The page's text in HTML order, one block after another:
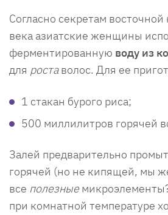
Согласно секретам
века азиатские женщины
ферментированную воду из
для роставолос. Для ее
1 стакан бурого риса;
500 миллилитров горячей
Залей предварительно
горячей (но не кипящей, мы
все полезные
при комнатной температуре